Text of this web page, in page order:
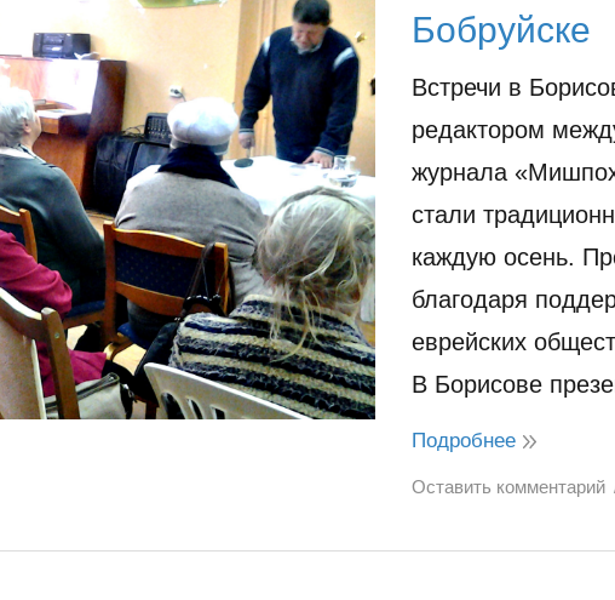
Бобруйске
Встречи в
редактором
журнала
стали
каждую осень.
благодаря
еврейских
В Борисове
Подробнее
Оставить комментарий